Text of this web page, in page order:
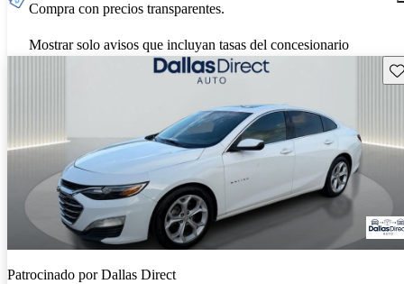
Compra con precios transparentes.
Mostrar solo avisos que incluyan tasas del concesionario
Patrocinado porDallas Direct